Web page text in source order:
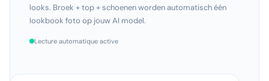
in één keer. Honderden looks, duizenden variaties — volledig
automatisch.
Lecture automatique active